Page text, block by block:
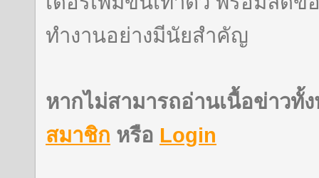
ทำงานอย่างมีนัยสำคัญ
หากไม่สามารถอ่านเนื้อข่าว
สมาชิก หรือ Login